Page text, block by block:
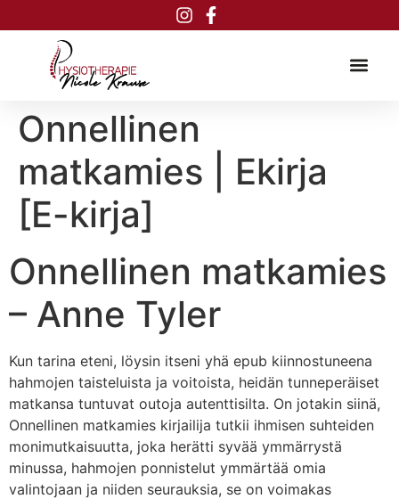
Onnellinen
matkamies | Ekirja
[E-kirja]
Onnellinen matkamies
– Anne Tyler
Kun tarina eteni, löysin itseni yhä epub kiinnostuneena
hahmojen taisteluista ja voitoista, heidän tunneperäiset
matkansa tuntuvat outoja autenttisilta. On jotakin siinä,
Onnellinen matkamies kirjailija tutkii ihmisen suhteiden
monimutkaisuutta, joka herätti syvää ymmärrystä
minussa, hahmojen ponnistelut ymmärtää omia
valintojaan ja niiden seurauksia, se on voimakas